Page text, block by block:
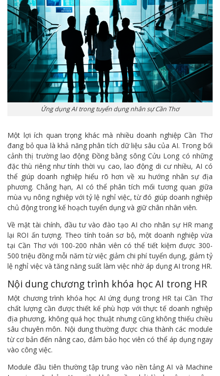
Ứng dụng AI trong tuyển dụng nhân sự Cần Thơ
Một lợi ích quan trọng khác mà nhiều doanh nghiệp Cần Thơ
đang bỏ qua là khả năng phân tích dữ liệu sâu của AI. Trong bối
cảnh thị trường lao động Đồng bằng sông Cửu Long có những
đặc thù riêng như tính thời vụ cao, lao động di cư nhiều, AI có
thể giúp doanh nghiệp hiểu rõ hơn về xu hướng nhân sự địa
phương. Chẳng hạn, AI có thể phân tích mối tương quan giữa
mùa vụ nông nghiệp với tỷ lệ nghỉ việc, từ đó giúp doanh nghiệp
chủ động trong kế hoạch tuyển dụng và giữ chân nhân viên.
Về mặt tài chính, đầu tư vào đào tạo AI cho nhân sự HR mang
lại ROI ấn tượng. Theo tính toán sơ bộ, một doanh nghiệp vừa
tại Cần Thơ với 100-200 nhân viên có thể tiết kiệm được 300-
500 triệu đồng mỗi năm từ việc giảm chi phí tuyển dụng, giảm tỷ
lệ nghỉ việc và tăng năng suất làm việc nhờ áp dụng AI trong HR.
Nội dung chương trình khóa học AI trong HR
Một chương trình khóa học AI ứng dụng trong HR tại Cần Thơ
chất lượng cần được thiết kế phù hợp với thực tế doanh nghiệp
địa phương, không quá học thuật nhưng cũng không thiếu chiều
sâu chuyên môn. Nội dung thường được chia thành các module
từ cơ bản đến nâng cao, đảm bảo học viên có thể áp dụng ngay
vào công việc.
Module đầu tiên thường tập trung vào nền tảng AI và Machine